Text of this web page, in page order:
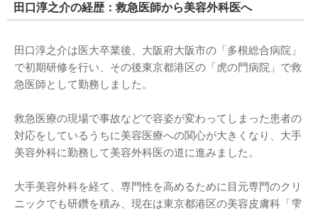
田口淳之介の経歴：救急医師から美容外科医へ
田口淳之介は医大卒業後、大阪府大阪市の「多根総合病院」
で初期研修を行い、その後東京都港区の「虎の門病院」で救
急医師として勤務しました。
救急医療の現場で事故などで容姿が変わってしまった患者の
対応をしているうちに美容医療への関心が大きくなり、大手
美容外科に勤務して美容外科医の道に進みました。
大手美容外科を経て、専門性を高めるために目元専門のクリ
ニックでも研鑽を積み、現在は東京都港区の美容皮膚科「雫